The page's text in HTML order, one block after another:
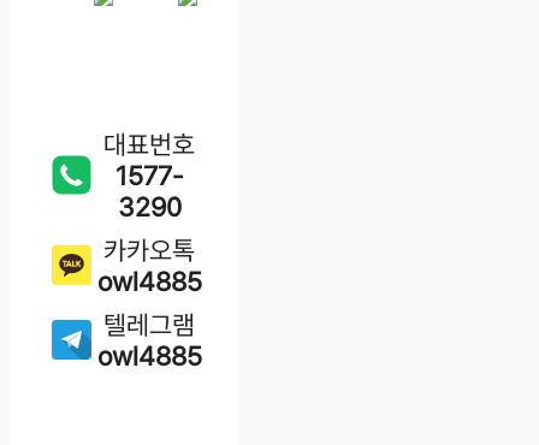
대표번호
1577-
3290
카카오톡
owl4885
텔레그램
owl4885